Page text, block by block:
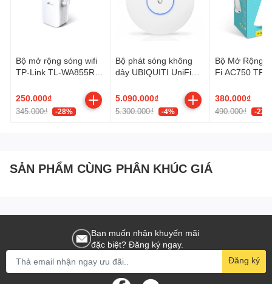
Bộ mở rộng sóng wifi
TP-Link TL-WA855RE
250.000₫
345.000₫ -28%
Bộ phát sóng không
dây UBIQUITI UniFi
gồm nguồn POE)
5.090.000₫
5.300.000₫ -4%
Bộ Mở Rộng
Fi AC750 TP-
380.000₫
490.000₫ -22%
SẢN PHẨM CÙNG PHÂN KHÚC GIÁ
Bạn muốn nhận khuyến mãi
đặc biệt? Đăng ký ngay.
Đăng ký